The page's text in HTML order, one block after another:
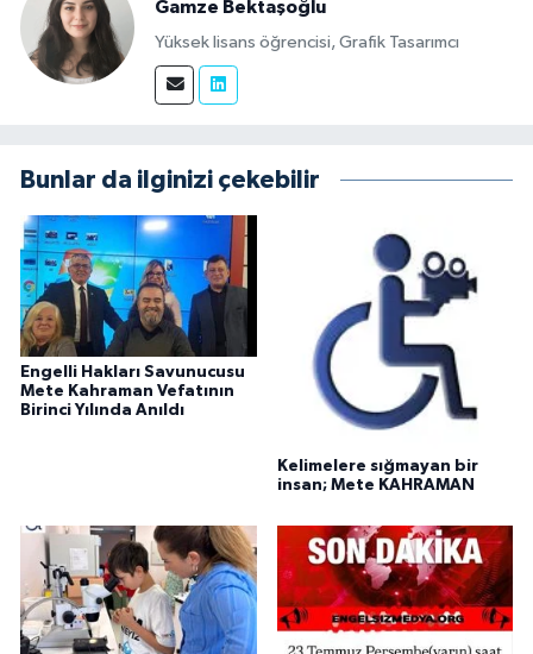
Gamze Bektaşoğlu
Yüksek lisans öğrencisi, Grafik Tasarımcı
Bunlar da ilginizi çekebilir
Engelli Hakları Savunucusu
Mete Kahraman Vefatının
Birinci Yılında Anıldı
Kelimelere sığmayan bir
insan; Mete KAHRAMAN